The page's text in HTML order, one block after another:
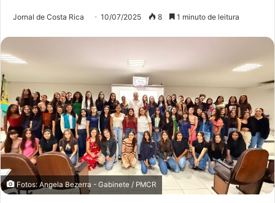
Jornal de Costa Rica 10/07/2025 8 1 minuto de leitura
Fotos: Angela Bezerra - Gabinete / PMCR